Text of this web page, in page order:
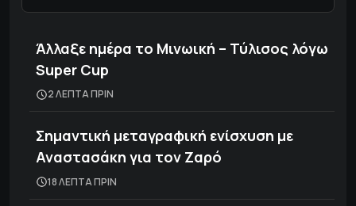
Άλλαξε ημέρα το Μινωική – Τύλισος λόγω
Super Cup
2 ΛΕΠΤΑ ΠΡΙΝ
Σημαντική μεταγραφική ενίσχυση με
Αναστασάκη για τον Ζαρό
18 ΛΕΠΤΑ ΠΡΙΝ